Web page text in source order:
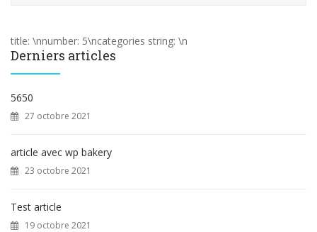
e
r
e
r
title: \nnumber: 5\ncategories string: \n
Derniers articles
5650
27 octobre 2021
article avec wp bakery
23 octobre 2021
Test article
19 octobre 2021